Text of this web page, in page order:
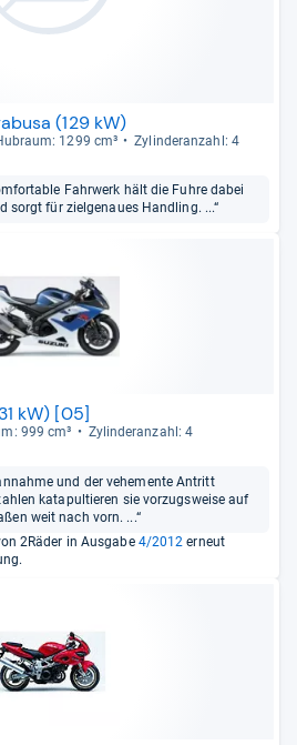
(129 kW)
1299 cm³ Zylin­deran­zahl: 4
Fahrwerk hält die Fuhre dabei
sorgt für zielgenaues Handling. ...“
kW) [05]
999 cm³ Zylin­deran­zahl: 4
und der vehemente Antritt
katapultieren sie vorzugsweise auf
weit nach vorn. ...“
2Räder in Ausgabe 4/2012 erneut